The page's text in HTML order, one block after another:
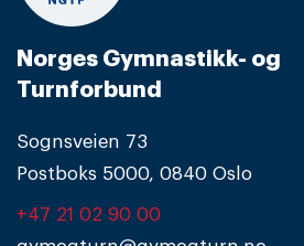
Norges Gymnastikk- og
Turnforbund
Sognsveien 73
Postboks 5000, 0840 Oslo
+47 21 02 90 00